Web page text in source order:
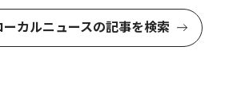
ーカルニュースの記事を検索